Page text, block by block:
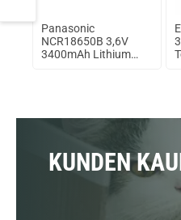
Panasonic
NCR18650B 3,6V
3400mAh Lithium
KUNDEN